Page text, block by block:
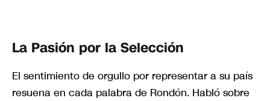
La Pasión por la Selección
El sentimiento de orgullo por representar a su país
resuena en cada palabra de Rondón. Habló sobre